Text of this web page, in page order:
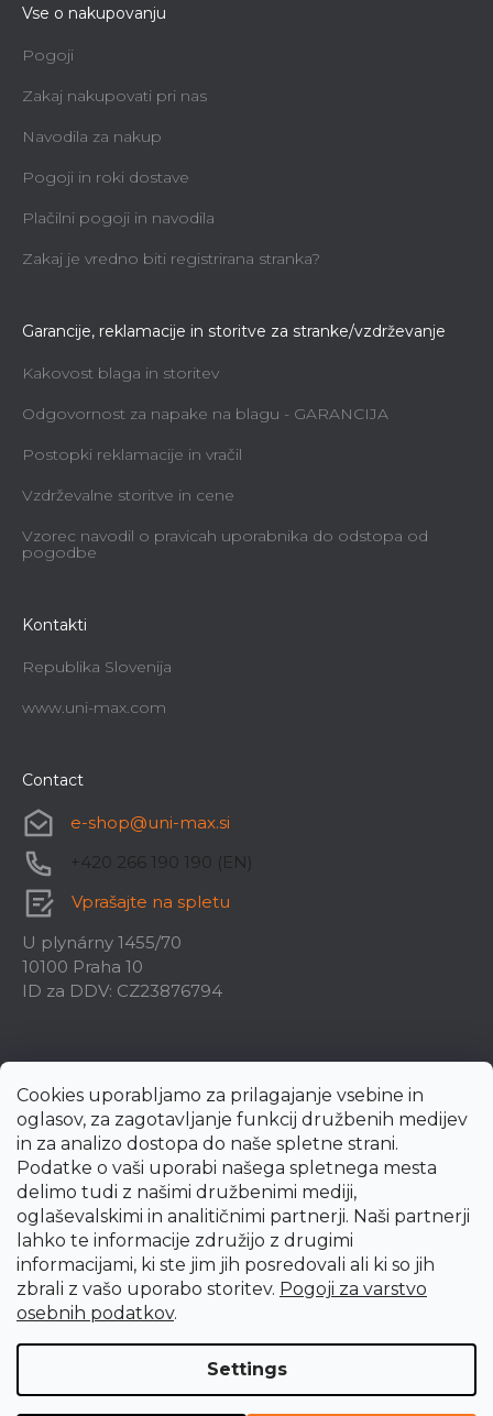
Cookies uporabljamo za prilagajanje vsebine in
oglasov, za zagotavljanje funkcij družbenih medijev
in za analizo dostopa do naše spletne strani.
Podatke o vaši uporabi našega spletnega mesta
delimo tudi z našimi družbenimi mediji,
oglaševalskimi in analitičnimi partnerji. Naši partnerji
lahko te informacije združijo z drugimi
informacijami, ki ste jim jih posredovali ali ki so jih
zbrali z vašo uporabo storitev. Pogoji za varstvo
osebnih podatkov.
Settings
Vse o nakupovanju
Pogoji
Zakaj nakupovati pri nas
Navodila za nakup
Pogoji in roki dostave
Plačilni pogoji in navodila
Zakaj je vredno biti registrirana stranka?
Garancije, reklamacije in storitve za stranke/vzdrževanje
Kakovost blaga in storitev
Odgovornost za napake na blagu - GARANCIJA
Postopki reklamacije in vračil
Vzdrževalne storitve in cene
Vzorec navodil o pravicah uporabnika do odstopa od
pogodbe
Kontakti
Republika Slovenija
www.uni-max.com
Contact
e-shop@uni-max.si
+420 266 190 190 (EN)
Vprašajte na spletu
U plynárny 1455/70
10100 Praha 10
ID za DDV: CZ23876794
Created by Shoptet Premium
settings